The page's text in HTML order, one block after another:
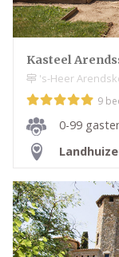
Kasteel
's-Heer
9
0-99